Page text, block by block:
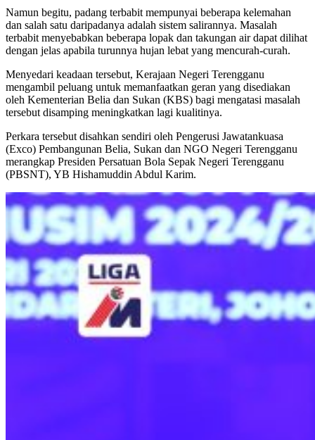
Namun begitu, padang terbabit mempunyai beberapa kelemahan
dan salah satu daripadanya adalah sistem salirannya. Masalah
terbabit menyebabkan beberapa lopak dan takungan air dapat dilihat
dengan jelas apabila turunnya hujan lebat yang mencurah-curah.
Menyedari keadaan tersebut, Kerajaan Negeri Terengganu
mengambil peluang untuk memanfaatkan geran yang disediakan
oleh Kementerian Belia dan Sukan (KBS) bagi mengatasi masalah
tersebut disamping meningkatkan lagi kualitinya.
Perkara tersebut disahkan sendiri oleh Pengerusi Jawatankuasa
(Exco) Pembangunan Belia, Sukan dan NGO Negeri Terengganu
merangkap Presiden Persatuan Bola Sepak Negeri Terengganu
(PBSNT), YB Hishamuddin Abdul Karim.